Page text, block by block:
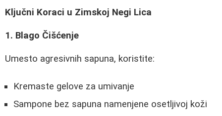
Ključni Koraci u Zimskoj Negi Lica
1. Blago Čišćenje
Umesto agresivnih sapuna, koristite:
Kremaste gelove za umivanje
Sampone bez sapuna namenjene osetljivoj koži